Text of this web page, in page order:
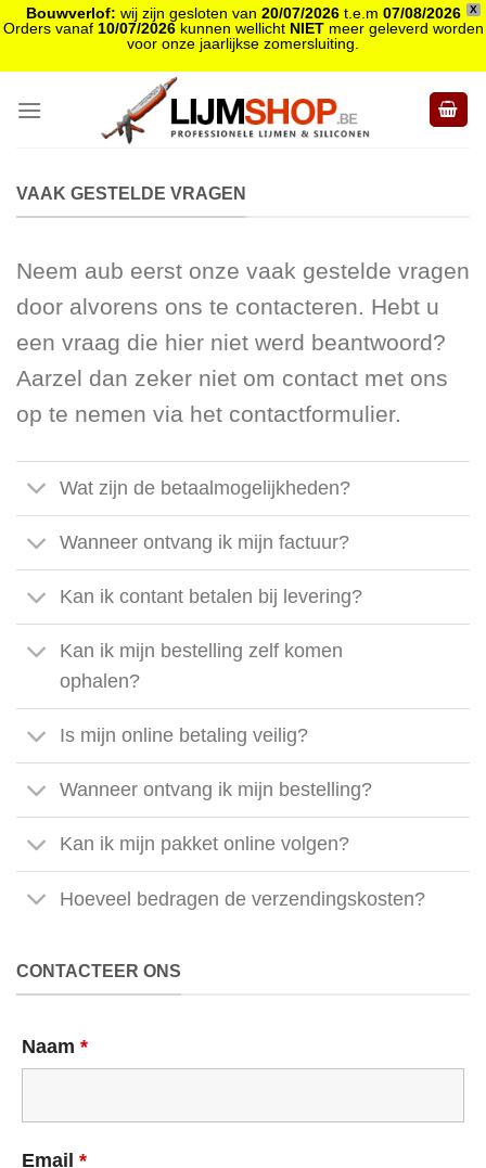
X
Bouwverlof: wij zijn gesloten van 20/07/2026t.e.m 07/08/2026
Orders vanaf 10/07/2026kunnen wellicht NIETmeer geleverd worden
voor onze jaarlijkse zomersluiting.
VAAK GESTELDE VRAGEN
Neem aub eerst onze vaak gestelde vragen
door alvorens ons te contacteren. Hebt u
een vraag die hier niet werd beantwoord?
Aarzel dan zeker niet om contact met ons
op te nemen via het contactformulier.
Wat zijn de betaalmogelijkheden?
Wanneer ontvang ik mijn factuur?
Kan ik contant betalen bij levering?
Kan ik mijn bestelling zelf komen
ophalen?
Is mijn online betaling veilig?
Wanneer ontvang ik mijn bestelling?
Kan ik mijn pakket online volgen?
Hoeveel bedragen de verzendingskosten?
CONTACTEER ONS
Naam *
Email *